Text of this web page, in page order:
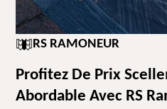
RS RAMONEUR
Profitez De Prix
Abordable Avec RS